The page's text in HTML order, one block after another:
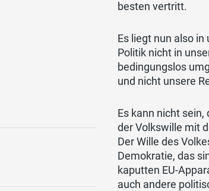
besten vertritt.
Es liegt nun also
Politik nicht in
bedingungslos
und nicht unsere
Es kann nicht
der Volkswille mit
Der Wille des
Demokratie, das
kaputten EU-
auch andere